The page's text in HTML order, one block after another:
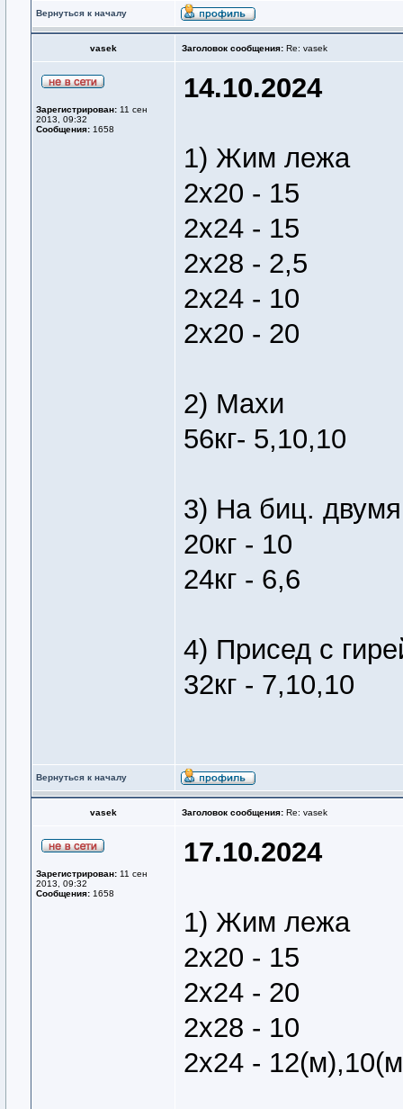
Вернуться к началу
vasek Заголовок сообщения: Re: vasek
Зарегистрирован: 11 сен
2013, 09:32
Сообщения: 1658
14.10.2024
1) Жим лежа
2х20 - 15
2х24 - 15
2х28 - 2,5
2х24 - 10
2х20 - 20
2) Махи
56кг- 5,10,10
3) На биц. двумя
20кг - 10
24кг - 6,6
4) Присед с
32кг - 7,10,10
Вернуться к началу
vasek Заголовок сообщения: Re: vasek
Зарегистрирован: 11 сен
2013, 09:32
Сообщения: 1658
17.10.2024
1) Жим лежа
2х20 - 15
2х24 - 20
2х28 - 10
2х24 -